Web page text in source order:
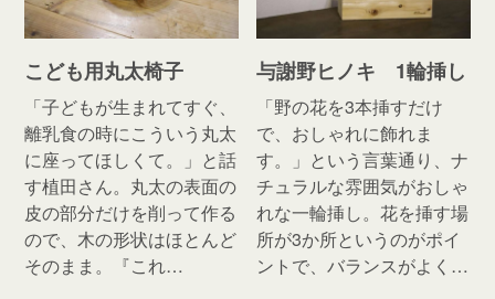
こども用丸太椅子
「子どもが生まれてすぐ、
離乳食の時にこういう丸太
に座ってほしくて。」と話
す植田さん。丸太の表面の
皮の部分だけを削って作る
ので、木の形状はほとんど
そのまま。『これ…
与謝野ヒノキ 1輪挿し
「野の花を3本挿すだけ
で、おしゃれに飾れま
す。」という言葉通り、ナ
チュラルな雰囲気がおしゃ
れな一輪挿し。花を挿す場
所が3か所というのがポイ
ントで、バランスがよく…